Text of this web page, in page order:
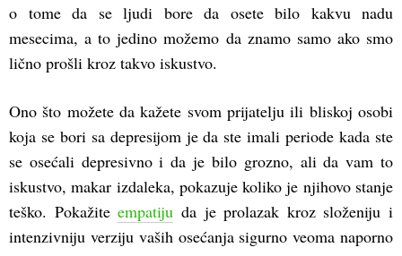
o tome da se ljudi bore da osete bilo kakvu nadu
mesecima, a to jedino možemo da znamo samo ako smo
lično prošli kroz takvo iskustvo.
Ono što možete da kažete svom prijatelju ili bliskoj osobi
koja se bori sa depresijom je da ste imali periode kada ste
se osećali depresivno i da je bilo grozno, ali da vam to
iskustvo, makar izdaleka, pokazuje koliko je njihovo stanje
teško. Pokažiteempatiju da je prolazak kroz složeniju i
intenzivniju verziju vaših osećanja sigurno veoma naporno